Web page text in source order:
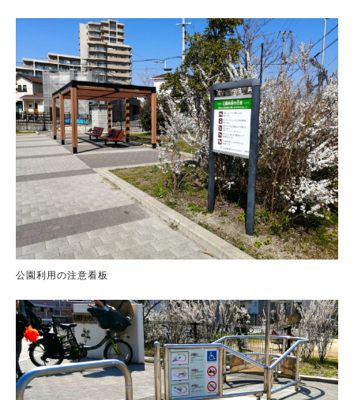
公園利用の注意看板